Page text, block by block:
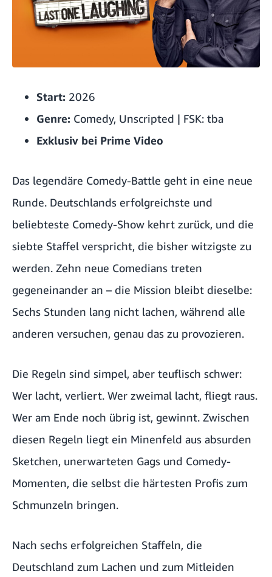
Start: 2026
Genre: Comedy, Unscripted | FSK: tba
Exklusiv bei Prime Video
Das legendäre Comedy-Battle geht in eine neue
Runde. Deutschlands erfolgreichste und
beliebteste Comedy-Show kehrt zurück, und die
siebte Staffel verspricht, die bisher witzigste zu
werden. Zehn neue Comedians treten
gegeneinander an – die Mission bleibt dieselbe:
Sechs Stunden lang nicht lachen, während alle
anderen versuchen, genau das zu provozieren.
Die Regeln sind simpel, aber teuflisch schwer:
Wer lacht, verliert. Wer zweimal lacht, fliegt raus.
Wer am Ende noch übrig ist, gewinnt. Zwischen
diesen Regeln liegt ein Minenfeld aus absurden
Sketchen, unerwarteten Gags und Comedy-
Momenten, die selbst die härtesten Profis zum
Schmunzeln bringen.
Nach sechs erfolgreichen Staffeln, die
Deutschland zum Lachen und zum Mitleiden